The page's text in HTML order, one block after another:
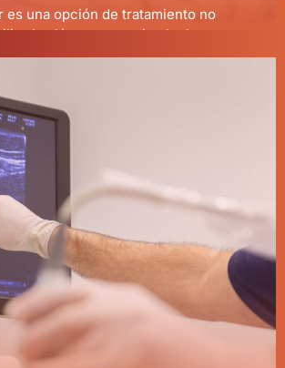
es una opción de tratamiento no
luz láser para estimular la
aliviar el dolor y acelerar la
efectiva para tratar
y dolores crónicos.